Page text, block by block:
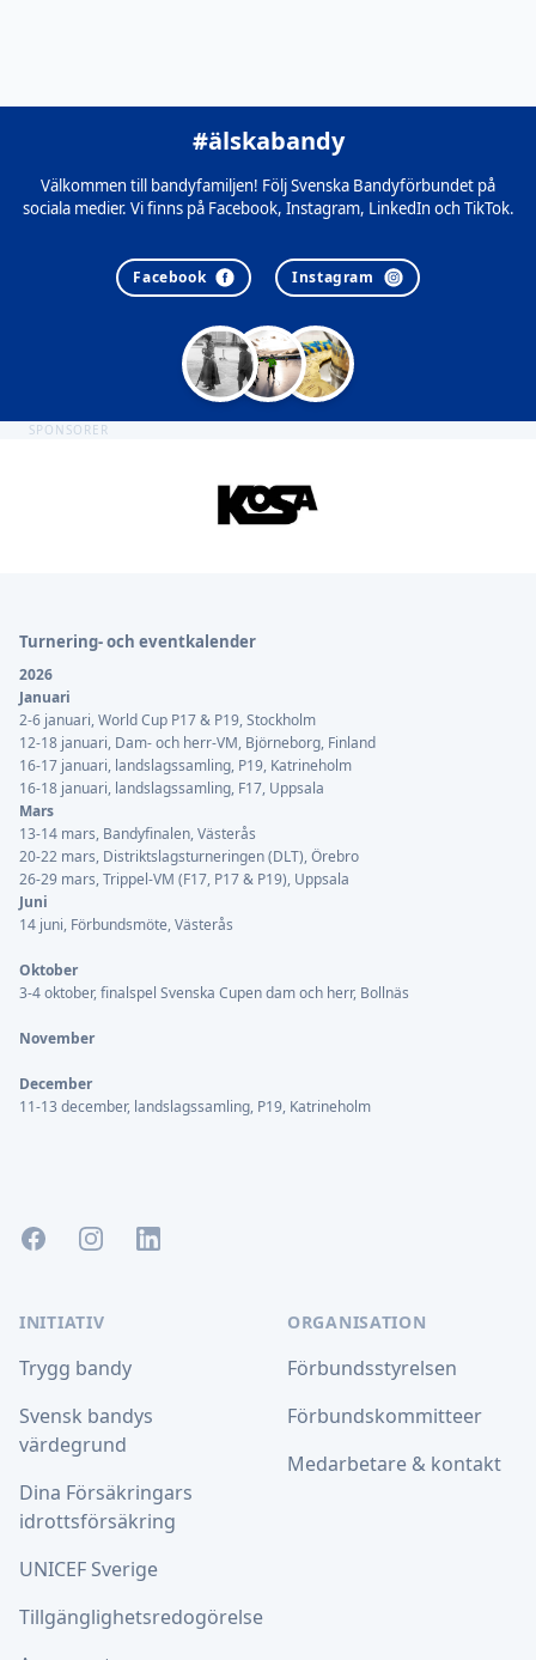
#älskabandy
Välkommen till bandyfamiljen! Följ Svenska Bandyförbundet på
sociala medier. Vi finns på Facebook, Instagram, LinkedIn och TikTok.
Facebook Instagram
SPONSORER
Turnering- och eventkalender
2026
Januari
2-6 januari, World Cup P17 & P19, Stockholm
12-18 januari, Dam- och herr-VM, Björneborg, Finland
16-17 januari, landslagssamling, P19, Katrineholm
16-18 januari, landslagssamling, F17, Uppsala
Mars
13-14 mars, Bandyfinalen, Västerås
20-22 mars, Distriktslagsturneringen (DLT), Örebro
26-29 mars, Trippel-VM (F17, P17 & P19), Uppsala
Juni
14 juni, Förbundsmöte, Västerås
Oktober
3-4 oktober, finalspel Svenska Cupen dam och herr, Bollnäs
November
December
11-13 december, landslagssamling, P19, Katrineholm
FacebookInstagramLinkedIn
INITIATIV
Trygg bandy
Svensk bandys
värdegrund
Dina Försäkringars
idrottsförsäkring
UNICEF Sverige
Tillgänglighetsredogörelse
ORGANISATION
Förbundsstyrelsen
Förbundskommitteer
Medarbetare & kontakt